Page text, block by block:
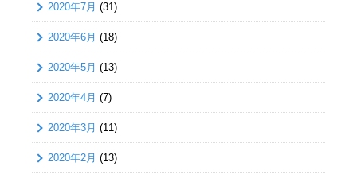
2020年7月 (31)
2020年6月 (18)
2020年5月 (13)
2020年4月 (7)
2020年3月 (11)
2020年2月 (13)